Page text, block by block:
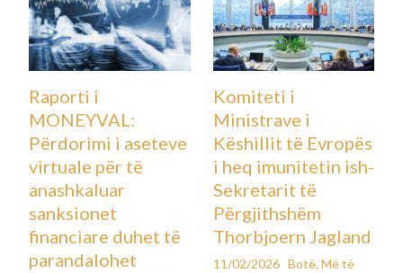
Raporti i
MONEYVAL:
Përdorimi i aseteve
virtuale për të
anashkaluar
sanksionet
financiare duhet të
parandalohet
Komiteti i
Ministrave i
Këshillit të Evropës
i heq imunitetin ish-
Sekretarit të
Përgjithshëm
Thorbjoern Jagland
11/02/2026 Botë, Më të